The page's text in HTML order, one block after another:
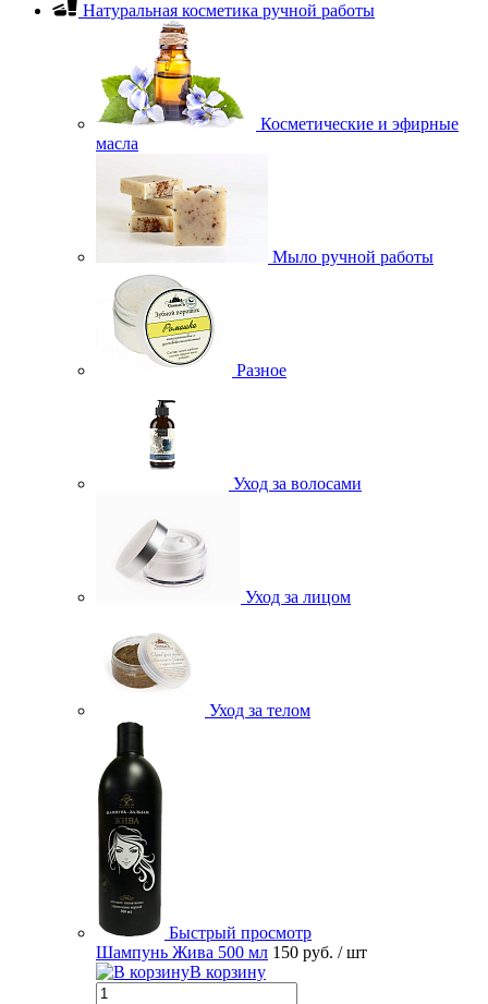
Натуральная косметика ручной работы
Косметические и эфирные
масла
Мыло ручной работы
Разное
Уход за волосами
Уход за лицом
Уход за телом
Быстрый просмотр
Шампунь Жива 500 мл 150 руб. / шт
В корзину